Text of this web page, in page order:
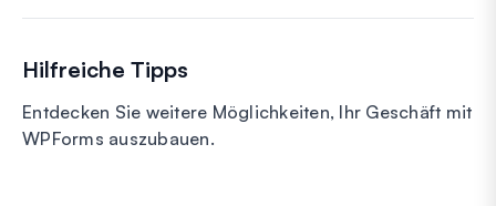
Hilfreiche Tipps
Entdecken Sie weitere Möglichkeiten, Ihr Geschäft mit
WPForms auszubauen.